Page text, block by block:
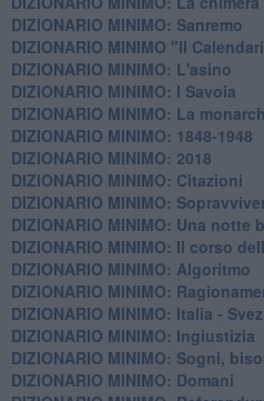
DIZIONARIO MINIMO: Sanremo
DIZIONARIO MINIMO "Il
DIZIONARIO MINIMO: L'asino
DIZIONARIO MINIMO: I Savoia
DIZIONARIO MINIMO: La
DIZIONARIO MINIMO: 1848-1948
DIZIONARIO MINIMO: 2018
DIZIONARIO MINIMO: Citazioni
DIZIONARIO MINIMO:
DIZIONARIO MINIMO: ​Una notte
DIZIONARIO MINIMO: Il corso
DIZIONARIO MINIMO: Algoritmo
DIZIONARIO MINIMO:
DIZIONARIO MINIMO: Italia -
DIZIONARIO MINIMO: ​Ingiustizia
DIZIONARIO MINIMO: ​Sogni,
DIZIONARIO MINIMO: Domani